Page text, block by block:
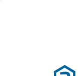
Alquiler